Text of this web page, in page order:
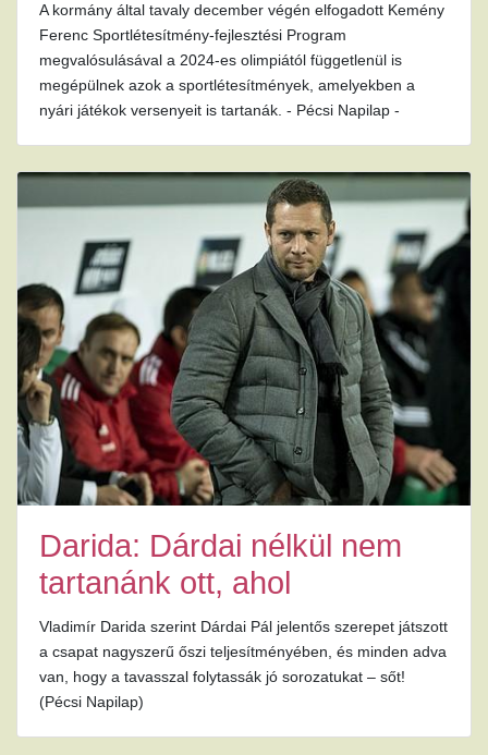
A kormány által tavaly december végén elfogadott Kemény
Ferenc Sportlétesítmény-fejlesztési Program
megvalósulásával a 2024-es olimpiától függetlenül is
megépülnek azok a sportlétesítmények, amelyekben a
nyári játékok versenyeit is tartanák. - Pécsi Napilap -
Darida: Dárdai nélkül nem
tartanánk ott, ahol
Vladimír Darida szerint Dárdai Pál jelentős szerepet játszott
a csapat nagyszerű őszi teljesítményében, és minden adva
van, hogy a tavasszal folytassák jó sorozatukat – sőt!
(Pécsi Napilap)